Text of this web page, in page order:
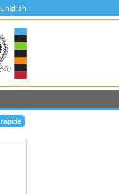
English